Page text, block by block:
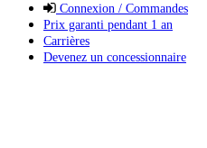
Connexion / Commandes
Prix garanti pendant 1 an
Carrières
Devenez un concessionnaire